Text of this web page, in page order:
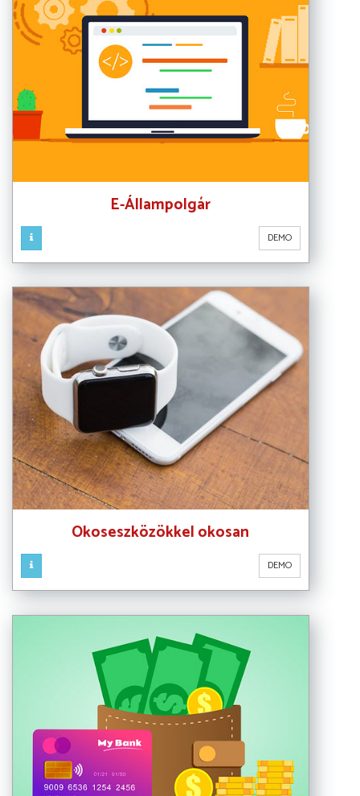
E-Állampolgár
DEMO
Okoseszközökkel okosan
DEMO